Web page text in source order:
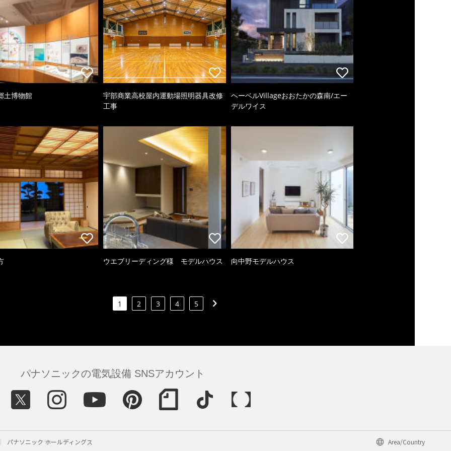
土博物館
宇部商業高校屋内運動場照明器具改修
工事
ヘーベルVillageおおたかの森南/エー
デルワイス
ウエブリーディング様 モデルハウス 向中野モデルハウス
1 2 3 4 5
パナソニックの電気設備 SNSアカウント
パナソニック ホールディングス Area/Country